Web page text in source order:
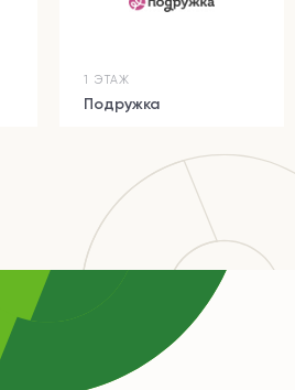
1 ЭТАЖ
Подружка